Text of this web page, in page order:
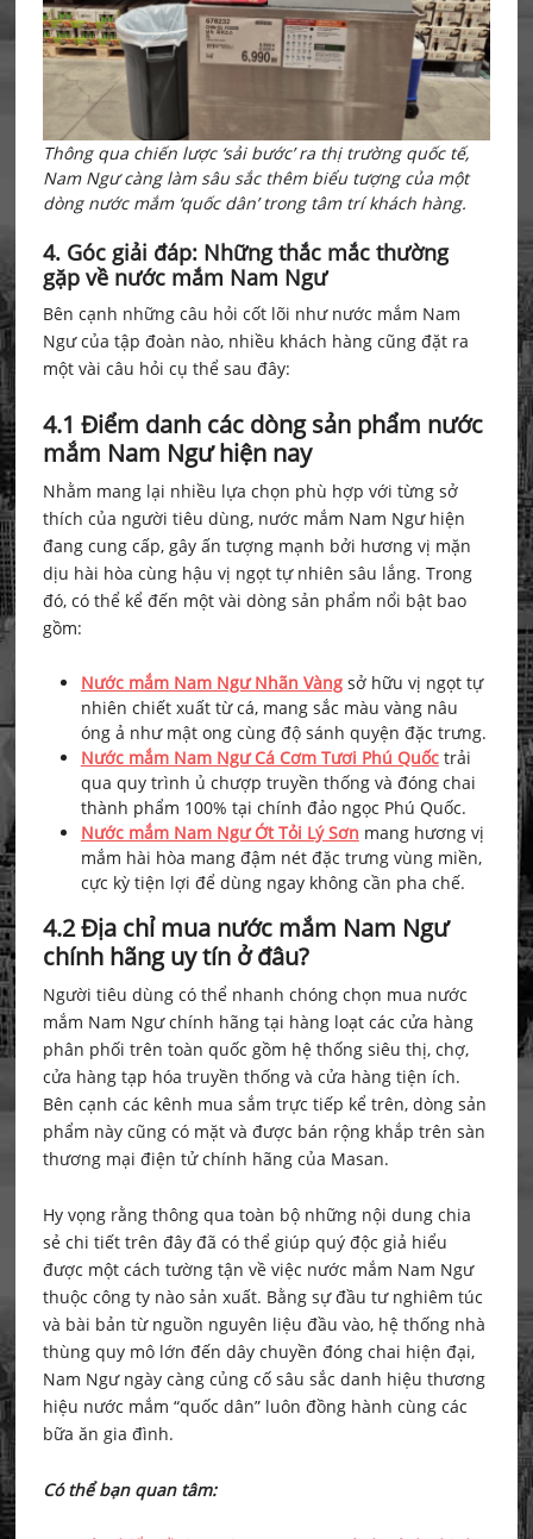
Thông qua chiến lược ‘sải bước’ ra thị trường quốc tế,
Nam Ngư càng làm sâu sắc thêm biểu tượng của một
dòng nước mắm ‘quốc dân’ trong tâm trí khách hàng.
4. Góc giải đáp: Những thắc mắc thường
gặp về nước mắm Nam Ngư
Bên cạnh những câu hỏi cốt lõi như nước mắm Nam
Ngư của tập đoàn nào, nhiều khách hàng cũng đặt ra
một vài câu hỏi cụ thể sau đây:
4.1 Điểm danh các dòng sản phẩm nước
mắm Nam Ngư hiện nay
Nhằm mang lại nhiều lựa chọn phù hợp với từng sở
thích của người tiêu dùng, nước mắm Nam Ngư hiện
đang cung cấp, gây ấn tượng mạnh bởi hương vị mặn
dịu hài hòa cùng hậu vị ngọt tự nhiên sâu lắng. Trong
đó, có thể kể đến một vài dòng sản phẩm nổi bật bao
gồm:
Nước mắm Nam Ngư Nhãn Vàngsở hữu vị ngọt tự
nhiên chiết xuất từ cá, mang sắc màu vàng nâu
óng ả như mật ong cùng độ sánh quyện đặc trưng.
Nước mắm Nam Ngư Cá Cơm Tươi Phú Quốctrải
qua quy trình ủ chượp truyền thống và đóng chai
thành phẩm 100% tại chính đảo ngọc Phú Quốc.
Nước mắm Nam Ngư Ớt Tỏi Lý Sơn mang hương vị
mắm hài hòa mang đậm nét đặc trưng vùng miền,
cực kỳ tiện lợi để dùng ngay không cần pha chế.
4.2 Địa chỉ mua nước mắm Nam Ngư
chính hãng uy tín ở đâu?
Người tiêu dùng có thể nhanh chóng chọn mua nước
mắm Nam Ngư chính hãng tại hàng loạt các cửa hàng
phân phối trên toàn quốc gồm hệ thống siêu thị, chợ,
cửa hàng tạp hóa truyền thống và cửa hàng tiện ích.
Bên cạnh các kênh mua sắm trực tiếp kể trên, dòng sản
phẩm này cũng có mặt và được bán rộng khắp trên sàn
thương mại điện tử chính hãng của Masan.
Hy vọng rằng thông qua toàn bộ những nội dung chia
sẻ chi tiết trên đây đã có thể giúp quý độc giả hiểu
được một cách tường tận về việc nước mắm Nam Ngư
thuộc công ty nào sản xuất. Bằng sự đầu tư nghiêm túc
và bài bản từ nguồn nguyên liệu đầu vào, hệ thống nhà
thùng quy mô lớn đến dây chuyền đóng chai hiện đại,
Nam Ngư ngày càng củng cố sâu sắc danh hiệu thương
hiệu nước mắm “quốc dân” luôn đồng hành cùng các
bữa ăn gia đình.
Có thể bạn quan tâm: